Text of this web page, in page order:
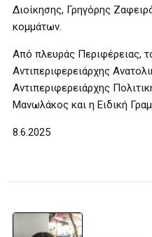
Διοίκησης, Γρηγόρης
κομμάτων.
Από πλευράς Περιφέρειας,
Αντιπεριφερειάρχης
Αντιπεριφερειάρχης
Μανωλάκος και η Ειδική
8.6.2025